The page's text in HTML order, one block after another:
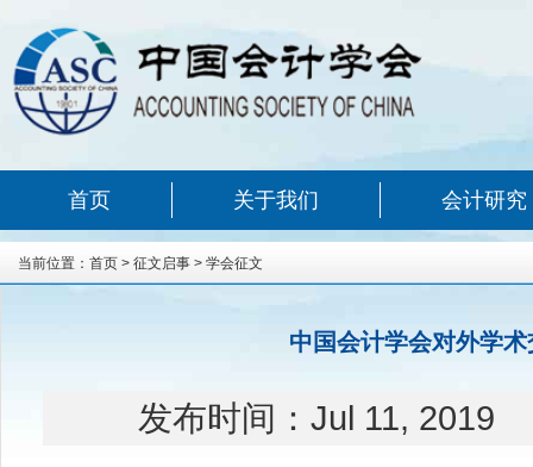
首页 关于我们 会计研究
当前位置： 首页 > 征文启事 > 学会征文
中国会计学会对外学
发布时间： Jul 11, 2019